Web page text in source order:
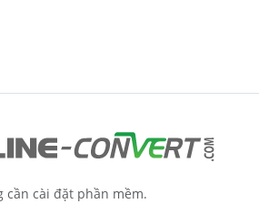
cần cài đặt phần mềm.